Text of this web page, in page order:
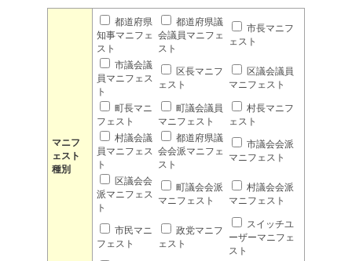
マニフ
ェスト
種別
都道府県
知事マニフェ
スト
都道府県議
会議員マニフェ
スト
市長マニフ
ェスト
市議会議
員マニフェス
ト
区長マニフ
ェスト
区議会議員
マニフェスト
町長マニ
フェスト
町議会議員
マニフェスト
村長マニフ
ェスト
村議会議
員マニフェス
ト
都道府県議
会会派マニフェ
スト
市議会会派
マニフェスト
区議会会
派マニフェス
ト
町議会会派
マニフェスト
村議会会派
マニフェスト
市民マニ
フェスト
政党マニフ
ェスト
スイッチユ
ーザーマニフェ
スト